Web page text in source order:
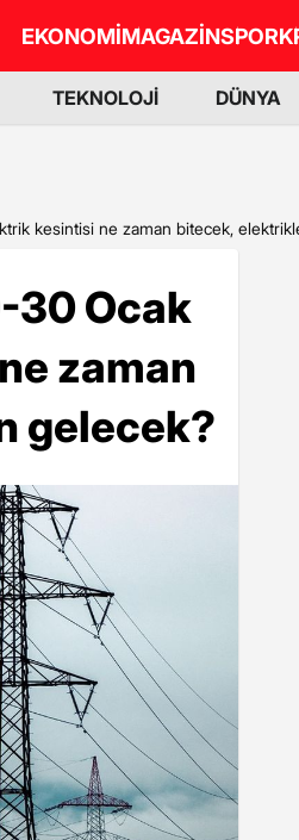
EKONOMİMAGAZİNSPOR
TEKNOLOJİ DÜNYA
kesintisi ne zaman bitecek,
30 Ocak
zaman
gelecek?